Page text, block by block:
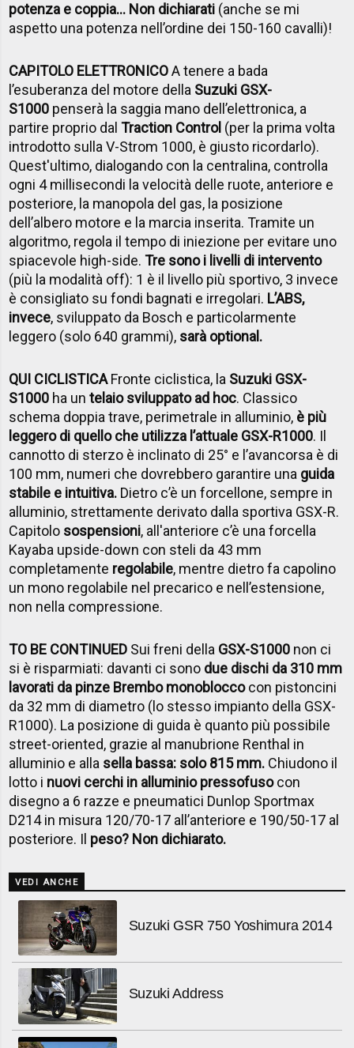
potenza e coppia… Non dichiarati (anche se mi
aspetto una potenza nell’ordine dei 150-160 cavalli)!
CAPITOLO ELETTRONICOA tenere a bada
l’esuberanza del motore della Suzuki GSX-
S1000 penserà la saggia mano dell’elettronica, a
partire proprio dalTraction Control (per la prima volta
introdotto sulla V-Strom 1000, è giusto ricordarlo).
Quest'ultimo, dialogando con la centralina, controlla
ogni 4 millisecondi la velocità delle ruote, anteriore e
posteriore, la manopola del gas, la posizione
dell’albero motore e la marcia inserita. Tramite un
algoritmo, regola il tempo di iniezione per evitare uno
spiacevole high-side.Tre sono i livelli di intervento
(più la modalità off): 1 è il livello più sportivo, 3 invece
è consigliato su fondi bagnati e irregolari. L’ABS,
invece, sviluppato da Bosch e particolarmente
leggero (solo 640 grammi), sarà optional.
QUI CICLISTICAFronte ciclistica, la Suzuki GSX-
S1000 ha untelaio sviluppato ad hoc. Classico
schema doppia trave, perimetrale in alluminio, è più
leggero di quello che utilizza l’attuale GSX-R1000. Il
cannotto di sterzo è inclinato di 25° e l’avancorsa è di
100 mm, numeri che dovrebbero garantire una guida
stabile e intuitiva. Dietro c’è un forcellone, sempre in
alluminio, strettamente derivato dalla sportiva GSX-R.
Capitolo sospensioni, all'anteriore c’è una forcella
Kayaba upside-down con steli da 43 mm
completamente regolabile, mentre dietro fa capolino
un mono regolabile nel precarico e nell’estensione,
non nella compressione.
TO BE CONTINUED Sui freni della GSX-S1000 non ci
si è risparmiati: davanti ci sono due dischi da 310 mm
lavorati da pinze Brembo monobloccocon pistoncini
da 32 mm di diametro (lo stesso impianto della GSX-
R1000). La posizione di guida è quanto più possibile
street-oriented, grazie al manubrione Renthal in
alluminio e alla sella bassa: solo 815 mm. Chiudono il
lotto i nuovi cerchi in alluminio pressofusocon
disegno a 6 razze e pneumatici Dunlop Sportmax
D214 in misura 120/70-17 all’anteriore e 190/50-17 al
posteriore. Il peso? Non dichiarato.
VEDI ANCHE
Suzuki GSR 750 Yoshimura 2014
Suzuki Address